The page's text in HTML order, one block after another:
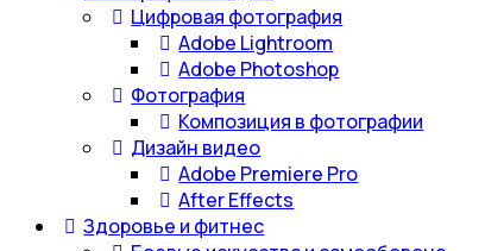
Цифровая фотография
Adobe Lightroom
Adobe Photoshop
Фотография
Композиция в фотографии
Дизайн видео
Adobe Premiere Pro
After Effects
Здоровье и фитнес